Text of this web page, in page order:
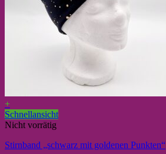
+
Schnellansicht
Nicht vorrätig
Stirnband „schwarz mit goldenen Punkten“